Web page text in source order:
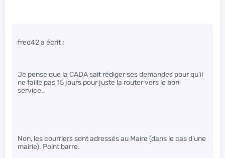
fred42 a écrit :
Je pense que la CADA sait rédiger ses demandes pour qu’il
ne faille pas 15 jours pour juste la router vers le bon
service..
Non, les courriers sont adressés au Maire (dans le cas d’une
mairie). Point barre.